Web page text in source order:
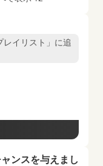
イリスト」に追
ンスを与えまし